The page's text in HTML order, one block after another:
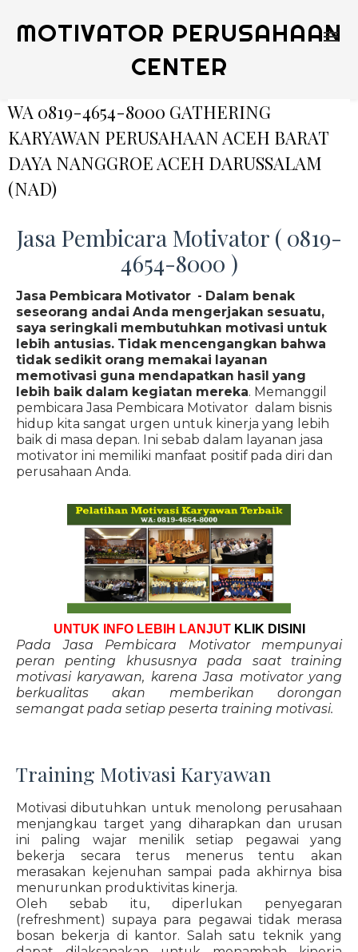
MOTIVATOR PERUSAHAAN
CENTER
WA 0819-4654-8000 GATHERING
KARYAWAN PERUSAHAAN ACEH BARAT
DAYA NANGGROE ACEH DARUSSALAM
(NAD)
Jasa Pembicara Motivator ( 0819-
4654-8000 )
Jasa Pembicara Motivator - Dalam benak
seseorang andai Anda mengerjakan sesuatu,
saya seringkali membutuhkan motivasi untuk
lebih antusias. Tidak mencengangkan bahwa
tidak sedikit orang memakai layanan
memotivasi guna mendapatkan hasil yang
lebih baik dalam kegiatan mereka. Memanggil
pembicara Jasa Pembicara Motivator dalam bisnis
hidup kita sangat urgen untuk kinerja yang lebih
baik di masa depan. Ini sebab dalam layanan jasa
motivator ini memiliki manfaat positif pada diri dan
perusahaan Anda.
UNTUK INFO LEBIH LANJUT KLIK DISINI
Pada Jasa Pembicara Motivator mempunyai
peran penting khususnya pada saat training
motivasi karyawan, karena Jasa motivator yang
berkualitas akan memberikan dorongan
semangat pada setiap peserta training motivasi.
Training Motivasi Karyawan
Motivasi dibutuhkan untuk menolong perusahaan
menjangkau target yang diharapkan dan urusan
ini paling wajar menilik setiap pegawai yang
bekerja secara terus menerus tentu akan
merasakan kejenuhan sampai pada akhirnya bisa
menurunkan produktivitas kinerja.
Oleh sebab itu, diperlukan penyegaran
(refreshment) supaya para pegawai tidak merasa
bosan bekerja di kantor. Salah satu teknik yang